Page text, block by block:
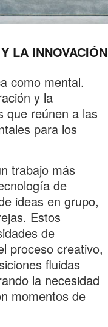
LA INNOVACIÓN
como mental.
y la
que reúnen a las
para los
trabajo más
de
ideas en grupo,
Estos
de
proceso creativo,
fluidas
la necesidad
momentos de